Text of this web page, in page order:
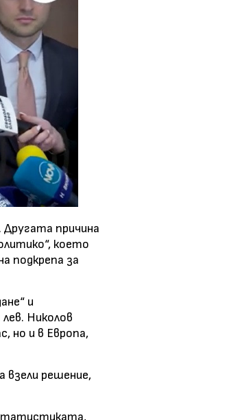
Другата причина
което
подкрепа за
и
Николов
но и в Европа,
взели решение,